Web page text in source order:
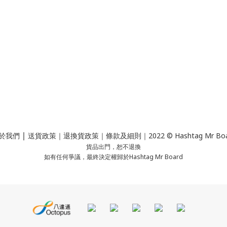
我們 ｜ 送貨政策｜ 退換貨政策｜ 條款及細則 ｜2022 © Hashtag Mr
貨品出門，恕不退換
如有任何爭議，最終決定權歸於Hashtag Mr Board